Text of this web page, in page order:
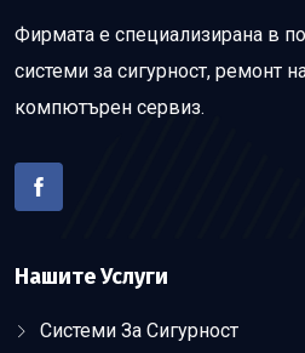
Фирмата е специализирана в
системи за сигурност, ремонт
компютърен сервиз.
Нашите Услуги
Системи За Сигурност